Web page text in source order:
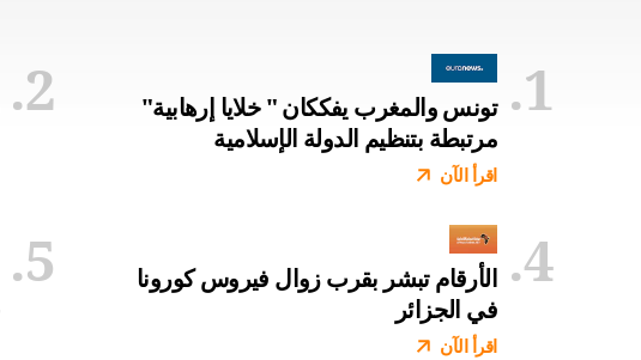
تونس والمغرب يفككان " خلايا إرهابية"
مرتبطة بتنظيم الدولة الإسلامية
اقرأ الآن
الأرقام تبشر بقرب زوال فيروس كورونا
في الجزائر
اقرأ الآن